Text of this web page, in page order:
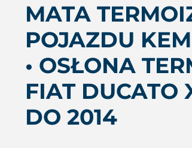
MATA
POJAZDU
• OSŁONA
FIAT DUCATO
DO 2014